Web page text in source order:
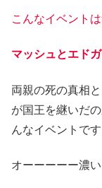
こんなイベント
マッシュとエド
両親の死の真相
が国王を継いだ
んなイベントです
オーーーーー濃い